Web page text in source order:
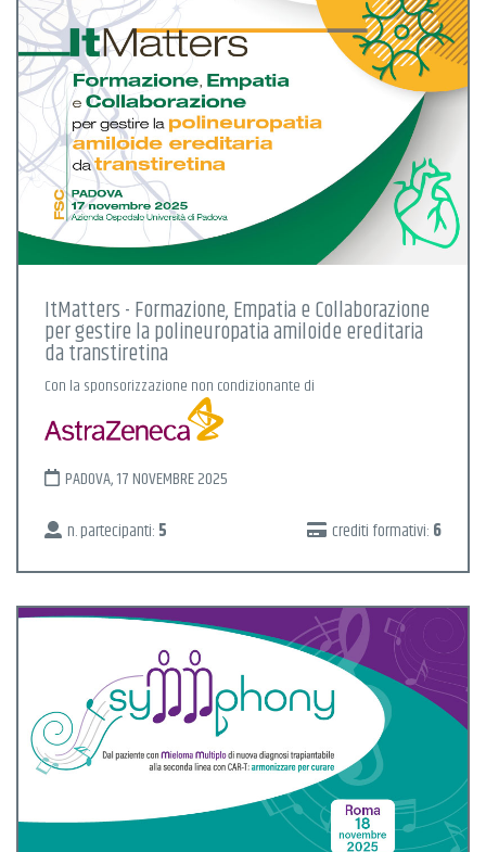
ItMatters - Formazione, Empatia e Collaborazione
per gestire la polineuropatia amiloide ereditaria
da transtiretina
Con la sponsorizzazione non condizionante di
PADOVA, 17 NOVEMBRE 2025
n. partecipanti: 5 crediti formativi: 6